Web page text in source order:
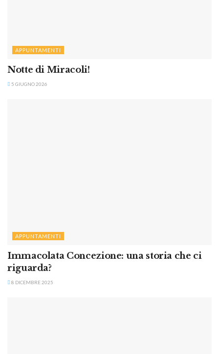
APPUNTAMENTI
Notte di Miracoli!
5 GIUGNO 2026
APPUNTAMENTI
Immacolata Concezione: una storia che ci
riguarda?
8 DICEMBRE 2025